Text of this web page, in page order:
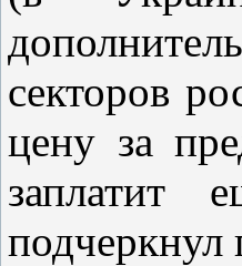
секторов
цену за
заплатит
подчеркнул